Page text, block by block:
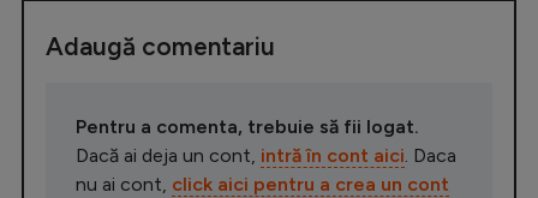
Adaugă comentariu
Pentru a comenta, trebuie să fii logat.
Dacă ai deja un cont, intră în cont aici . Daca
nu ai cont, click aici pentru a crea un cont